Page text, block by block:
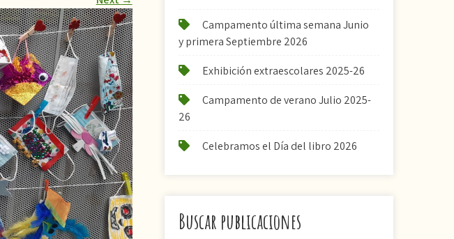
Campamento última semana Junio
y primera Septiembre 2026
Exhibición extraescolares 2025-26
Campamento de verano Julio 2025-
26
Celebramos el Día del libro 2026
Buscar publicaciones